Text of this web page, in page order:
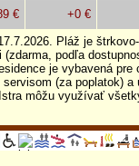
€
+0 €
Pláž je
podľa
je vybavená
(za poplatok) a
môžu využívať